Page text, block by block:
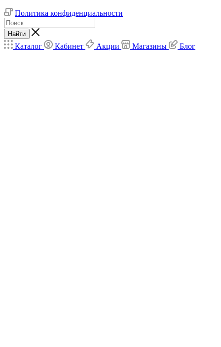
Политика конфиденциальности
Найти
Каталог Кабинет Акции Магазины Блог